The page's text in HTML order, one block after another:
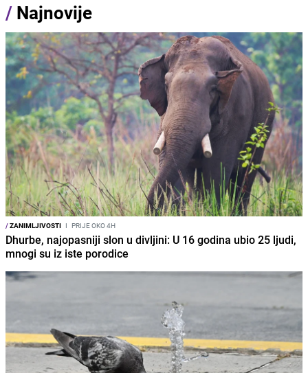
/ Najnovije
/ZANIMLJIVOSTI I PRIJE OKO 4H
Dhurbe, najopasniji slon u divljini: U 16 godina ubio 25 ljudi,
mnogi su iz iste porodice